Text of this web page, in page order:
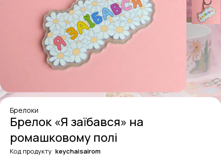
Брелоки
Брелок «Я заїбався» на
ромашковому полі
Код продукту keychaisairom